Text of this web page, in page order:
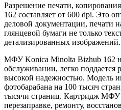
Разрешение печати,
162 составляет от 600 dpi. Это
деловой документации, печати
глянцевой бумаги не только
детализированных изображений.
МФУ Konica Minolta Bizhub 162
обслуживании, легко поддается
высокой надежностью. Модель
фотобарабана на 100 тысяч
тысячи страниц. Картридж МФУ
перезаправке, ремонту,